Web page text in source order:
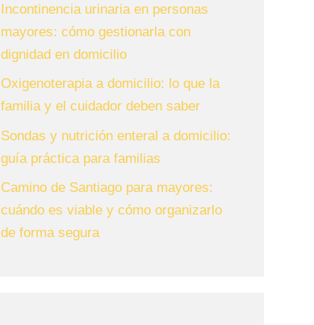
Incontinencia urinaria en personas
mayores: cómo gestionarla con
dignidad en domicilio
Oxigenoterapia a domicilio: lo que la
familia y el cuidador deben saber
Sondas y nutrición enteral a domicilio:
guía práctica para familias
Camino de Santiago para mayores:
cuándo es viable y cómo organizarlo
de forma segura